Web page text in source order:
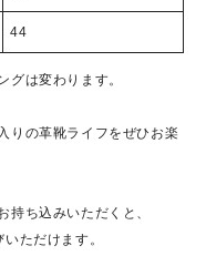
44
は変わります。
りの革靴ライフをぜひお楽
持ち込みいただくと、
ただけます。